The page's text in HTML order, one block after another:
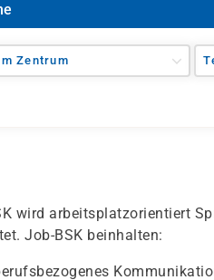
Zentrum
wird arbeitsplatzorientiert
Job-BSK beinhalten: